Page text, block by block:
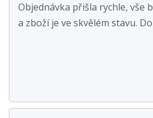
Objednávka přišla rychle, vše
a zboží je ve skvělém stavu.